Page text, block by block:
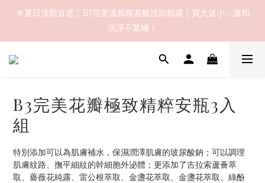
☀️夏日潔顏首選｜B1完美溫和胺基酸洗卸顏露｜買大送小，溫和
洗淨不緊繃！
☀️夏日潔顏首選｜B1完美溫和胺基酸洗卸顏露｜買大送小，溫和
洗淨不緊繃！
全館免運優惠中 🚚
☀️夏日潔顏首選｜B1完美溫和胺基酸洗卸顏露｜買大送小，溫和
洗淨不緊繃！
B3完美花瓣極致精粹安瓶3入
組
特別添加可以為肌膚補水，保濕潤澤肌膚的玻尿酸鈉；可以調理
肌膚紋路、撫平細紋的幹細胞外泌體；更添加了吉拉索蘆薈萃
取、薔薇花純露、雷公根萃取、金盞花萃取、金盞花萃取、綠酚